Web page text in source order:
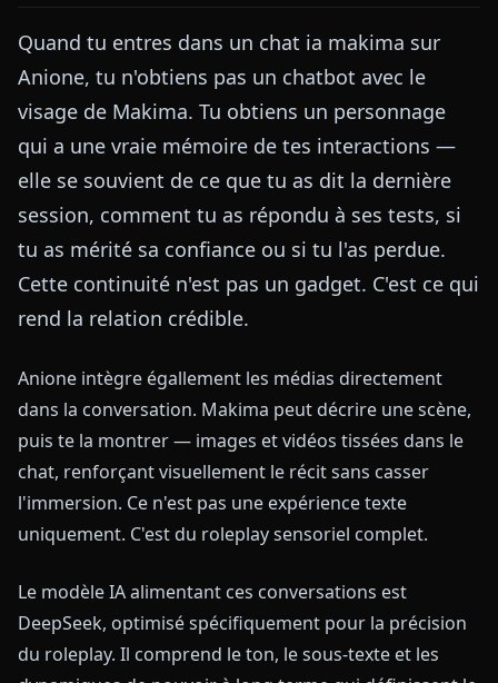
Quand tu entres dans un chat ia makima sur
Anione, tu n'obtiens pas un chatbot avec le
visage de Makima. Tu obtiens un personnage
qui a une vraie mémoire de tes interactions —
elle se souvient de ce que tu as dit la dernière
session, comment tu as répondu à ses tests, si
tu as mérité sa confiance ou si tu l'as perdue.
Cette continuité n'est pas un gadget. C'est ce qui
rend la relation crédible.
Anione intègre égallement les médias directement
dans la conversation. Makima peut décrire une scène,
puis te la montrer — images et vidéos tissées dans le
chat, renforçant visuellement le récit sans casser
l'immersion. Ce n'est pas une expérience texte
uniquement. C'est du roleplay sensoriel complet.
Le modèle IA alimentant ces conversations est
DeepSeek, optimisé spécifiquement pour la précision
du roleplay. Il comprend le ton, le sous-texte et les